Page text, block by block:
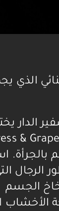
الذي
الدار
بالجرأة.
الرجال